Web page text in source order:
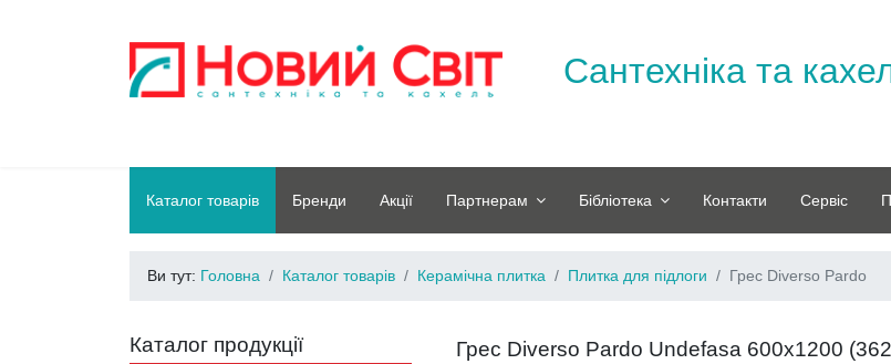
Сантехніка та
Каталог товарів Бренди Акції Партнерам Бібліотека Контакти Сервіс
Ви тут: Головна Каталог товарів Керамічна плитка Плитка для підлоги Грес Diverso Pardo
Каталог продукції Грес Diverso Pardo Undefasa 600x1200 (